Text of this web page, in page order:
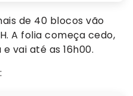
de 40 blocos vão
A folia começa cedo,
vai até as 16h00.